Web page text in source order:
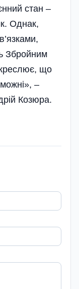
стан –
Однак,
Збройним
що
–
Козюра.